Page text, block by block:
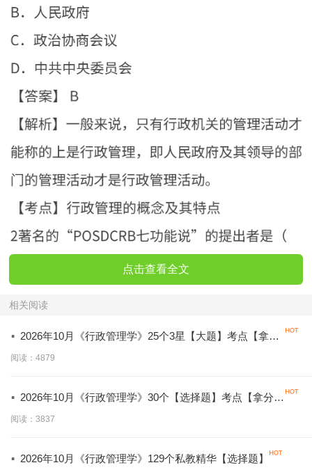
点击查看全文
相关阅读
· 2026年10月《行政管理学》25个3星【大题】考点【拿分
必背】
阅读：4879
· 2026年10月《行政管理学》30个【选择题】考点【拿分必
学】
阅读：3837
· 2026年10月《行政管理学》129个私教精华【选择题】